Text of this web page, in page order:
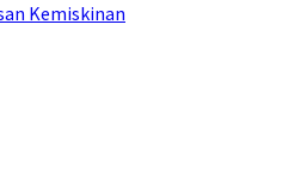
Kemiskinan